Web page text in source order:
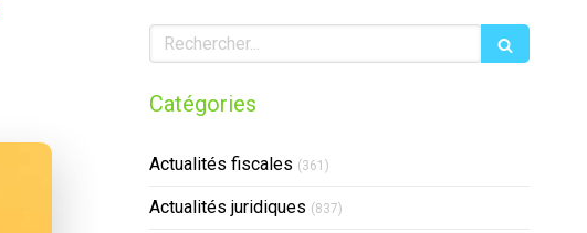
Rechercher
Catégories
Actualités fiscales (361)
Actualités juridiques (837)